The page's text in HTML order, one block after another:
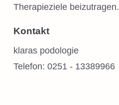
Therapieziele beizutragen.
Kontakt
klaras podologie
Telefon: 0251 - 13389966